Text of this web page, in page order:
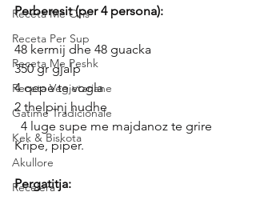
Receta Me Oris
Receta Per Sup
Receta Me Peshk
Receta Vegjetariane
Gatime Tradicionale
Kek & Biskota
Akullore
Recelera
Perberesit (per 4 persona):
48 kermij dhe 48 guacka
350 gr gjalp
4 qepe te vogla
2 thelpinj hudhe
  4 luge supe me majdanoz te grire
Kripe, piper.
Pergatitja: